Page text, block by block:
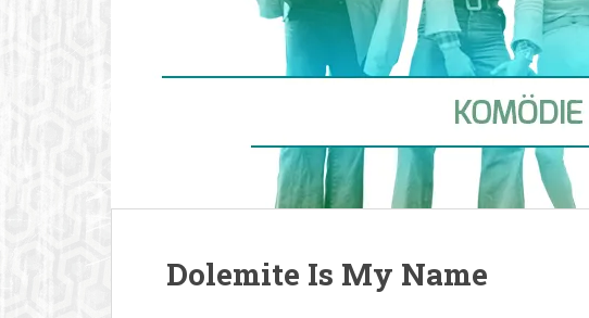
Dolemite Is My Name